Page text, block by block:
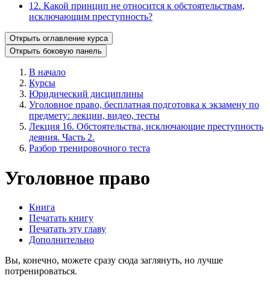
12. Какой принцип не относится к обстоятельствам,
исключающим преступность?
Открыть оглавление курса
Открыть боковую панель
В начало
Курсы
Юридический дисциплины
Уголовное право, бесплатная подготовка к экзамену по
предмету: лекции, видео, тесты
Лекция 16. Обстоятельства, исключающие преступность
деяния. Часть 2.
Разбор тренировочного теста
Уголовное право
Книга
Печатать книгу
Печатать эту главу
Дополнительно
Вы, конечно, можете сразу сюда заглянуть, но лучше
потренироваться.